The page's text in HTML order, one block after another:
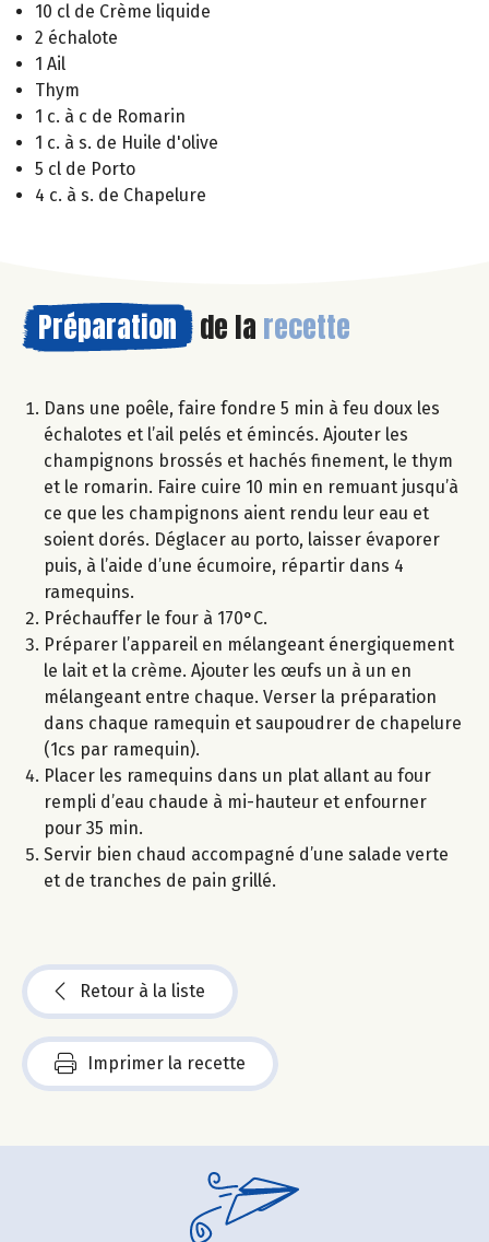
10 cl de Crème liquide
2 échalote
1 Ail
Thym
1 c. à c de Romarin
1 c. à s. de Huile d'olive
5 cl de Porto
4 c. à s. de Chapelure
Préparation de la recette
Dans une poêle, faire fondre 5 min à feu doux les
échalotes et l’ail pelés et émincés. Ajouter les
champignons brossés et hachés finement, le thym
et le romarin. Faire cuire 10 min en remuant jusqu’à
ce que les champignons aient rendu leur eau et
soient dorés. Déglacer au porto, laisser évaporer
puis, à l’aide d’une écumoire, répartir dans 4
ramequins.
Préchauffer le four à 170°C.
Préparer l’appareil en mélangeant énergiquement
le lait et la crème. Ajouter les œufs un à un en
mélangeant entre chaque. Verser la préparation
dans chaque ramequin et saupoudrer de chapelure
(1cs par ramequin).
Placer les ramequins dans un plat allant au four
rempli d’eau chaude à mi-hauteur et enfourner
pour 35 min.
Servir bien chaud accompagné d’une salade verte
et de tranches de pain grillé.
Retour à la liste
Imprimer la recette